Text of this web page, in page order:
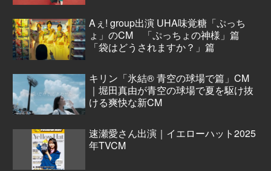
Aぇ! group出演 UHA味覚糖「ぷっち
ょ」のCM 「ぷっちょの神様」篇
「袋はどうされますか？」篇
キリン「氷結® 青空の球場で篇」CM
｜堀田真由が青空の球場で夏を駆け抜
ける爽快な新CM
速瀬愛さん出演｜イエローハット2025
年TVCM